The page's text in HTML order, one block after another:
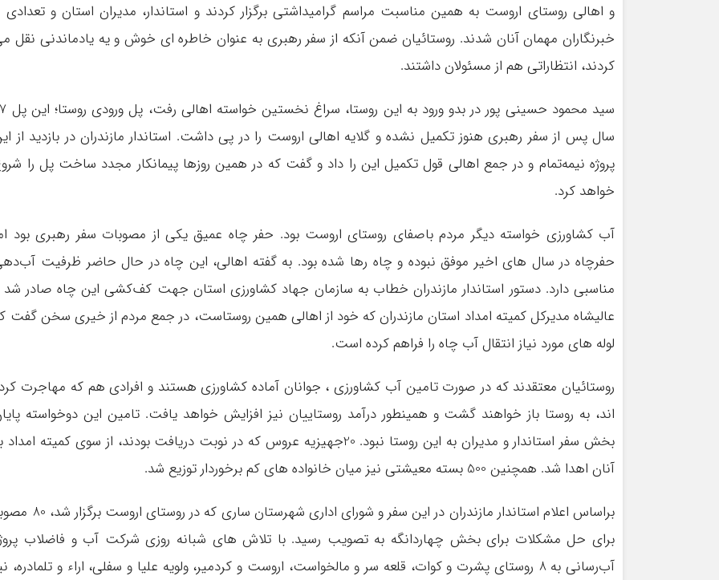
و اهالی روستای اروست به همین مناسبت مراسم گرامیداشتی برگزار کردند و استاندار، مدیران استان و تعدادی
خبرنگاران مهمان آنان شدند. روستائیان ضمن آنکه از سفر رهبری به عنوان خاطره ای خوش و یه یادماندنی نقل
کردند، انتظاراتی هم از مسئولان داشتند.
سید محمود حسینی پور در بدو
سال پس از سفر رهبری هنوز تکمیل نشده و گلایه اهالی اروست را در پی داشت. استاندار مازندران در بازدید از
پروژه نیمه‌تمام و در جمع اهالی قول تکمیل این را داد و گفت که در همین روزها پیمانکار مجدد ساخت پل را
خواهد کرد.
آب کشاورزی خواسته دیگر مردم باصفای روستای اروست بود. حفر چاه عمیق یکی از مصوبات سفر رهبری بود
حفرچاه در سال های اخیر موفق نبوده و چاه رها شده بود. به گفته اهالی، این چاه در حال حاضر ظرفیت
مناسبی دارد. دستور استاندار مازندران خطاب به سازمان جهاد کشاورزی استان جهت کف‌کشی این چاه صادر شد
عالیشاه مدیرکل کمیته امداد استان مازندران که خود از اهالی همین روستاست، در جمع مردم از خیری سخن گفت
لوله های مورد نیاز انتقال آب چاه را فراهم کرده است.
روستائیان معتقدند که در صورت تامین آب کشاورزی ، جوانان آماده کشاورزی هستند و افرادی هم که مهاجرت
اند، به روستا باز خواهند گشت و همینطور درآمد روستاییان نیز افزایش خواهد یافت. تامین این دوخواسته
بخش سفر استاندار و مدیران به این روستا نبود. 20جهیزیه عروس که در نوبت دریافت بودند، از سوی کمیته
آنان اهدا شد. همچنین 500 بسته معیشتی نیز میان خانواده های کم برخوردار توزیع شد.
براساس اعلام استاندار مازندران در این سفر و شورای اداری شهرستان ساری که
برای حل مشکلات برای بخش چهاردانگه به تصویب رسید. با تلاش های شبانه روزی شرکت آب و فاضلاب
آب‌رسانی به 8 روستای پشرت و کوات، قلعه سر و مالخواست، اروست و کردمیر، ولویه علیا و سفلی، اراء و تلمادره،